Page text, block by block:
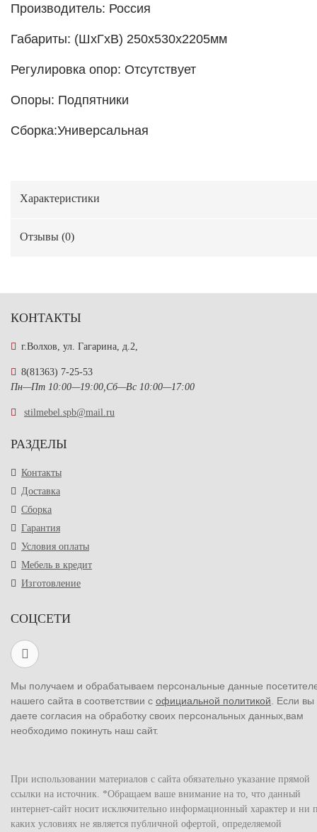
Производитель: Россия
Габариты: (ШхГхВ) 250х530х2205мм
Регулировка опор: Отсутствует
Опоры: Подпятники
Сборка:Универсальная
Характеристики
Отзывы (0)
КОНТАКТЫ
г.Волхов, ул. Гагарина, д.2,
8(81363) 7-25-53
Пн—Пт 10:00—19:00,Сб—Вс 10:00—17:00
stilmebel.spb@mail.ru
РАЗДЕЛЫ
Контакты
Доставка
Сборка
Гарантия
Условия оплаты
Мебель в кредит
Изготовление
СОЦСЕТИ
Мы получаем и обрабатываем персональные данные
нашего сайта в соответствии с официальной политикой . Если
даете согласия на обработку своих персональных данных,вам
необходимо покинуть наш сайт.
При использовании материалов с сайта обязательно указание прямой
ссылки на источник. *Обращаем ваше внимание на то, что данный
интернет-сайт носит исключительно информационный характер и ни
каких условиях не является публичной офертой, определяемой